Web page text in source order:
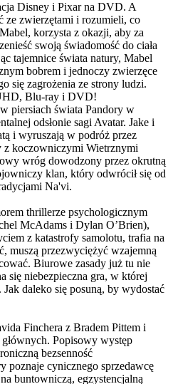
Disney i Pixar na DVD. A
ze zwierzętami i rozumieli, co
korzysta z okazji, aby za
swoją świadomość do ciała
tajemnice świata natury, Mabel
bobrem i jednoczy zwierzęce
się zagrożenia ze strony ludzi.
Blu-ray i DVD!
piersiach świata Pandory w
odsłonie sagi Avatar. Jake i
i wyruszają w podróż przez
z koczowniczymi Wietrznymi
wróg dowodzony przez okrutną
klan, który odwrócił się od
Na'vi.
thrillerze psychologicznym
McAdams i Dylan O’Brien),
z katastrofy samolotu, trafia na
muszą przezwyciężyć wzajemną
Biurowe zasady już tu nie
się niebezpieczna gra, w której
Jak daleko się posuną, by wydostać
Finchera z Bradem Pittem i
Popisowy występ
bezsenność
poznaje cynicznego sprzedawcę
buntowniczą, egzystencjalną